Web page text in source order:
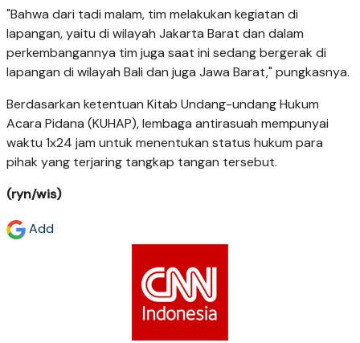
"Bahwa dari tadi malam, tim melakukan kegiatan di
lapangan, yaitu di wilayah Jakarta Barat dan dalam
perkembangannya tim juga saat ini sedang bergerak di
lapangan di wilayah Bali dan juga Jawa Barat," pungkasnya.
Berdasarkan ketentuan Kitab Undang-undang Hukum
Acara Pidana (KUHAP), lembaga antirasuah mempunyai
waktu 1x24 jam untuk menentukan status hukum para
pihak yang terjaring tangkap tangan tersebut.
(ryn/wis)
Add